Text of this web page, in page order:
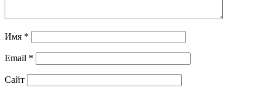
Имя *
Email *
Сайт